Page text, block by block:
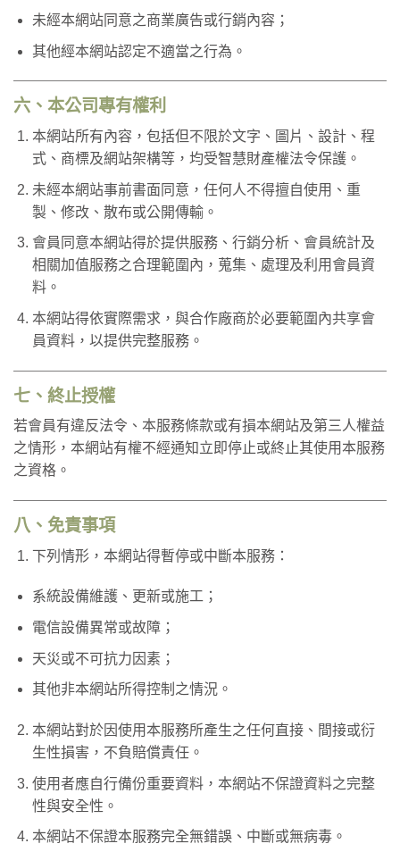
未經本網站同意之商業廣告或行銷內容；
其他經本網站認定不適當之行為。
六、本公司專有權利
本網站所有內容，包括但不限於文字、圖片、設計、程
式、商標及網站架構等，均受智慧財產權法令保護。
未經本網站事前書面同意，任何人不得擅自使用、重
製、修改、散布或公開傳輸。
會員同意本網站得於提供服務、行銷分析、會員統計及
相關加值服務之合理範圍內，蒐集、處理及利用會員資
料。
本網站得依實際需求，與合作廠商於必要範圍內共享會
員資料，以提供完整服務。
七、終止授權
若會員有違反法令、本服務條款或有損本網站及第三人權益
之情形，本網站有權不經通知立即停止或終止其使用本服務
之資格。
八、免責事項
下列情形，本網站得暫停或中斷本服務：
系統設備維護、更新或施工；
電信設備異常或故障；
天災或不可抗力因素；
其他非本網站所得控制之情況。
本網站對於因使用本服務所產生之任何直接、間接或衍
生性損害，不負賠償責任。
使用者應自行備份重要資料，本網站不保證資料之完整
性與安全性。
本網站不保證本服務完全無錯誤、中斷或無病毒。